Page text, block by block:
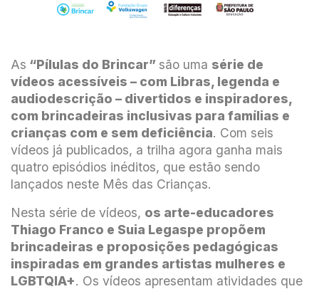
As “Pílulas do Brincar” são uma série de
vídeos acessíveis – com Libras, legenda e
audiodescrição – divertidos e inspiradores,
com brincadeiras inclusivas para famílias e
crianças com e sem deficiência. Com seis
vídeos já publicados, a trilha agora ganha mais
quatro episódios inéditos, que estão sendo
lançados neste Mês das Crianças.
Nesta série de vídeos, os arte-educadores
Thiago Franco e Suia Legaspe propõem
brincadeiras e proposições pedagógicas
inspiradas em grandes artistas mulheres e
LGBTQIA+. Os vídeos apresentam atividades que